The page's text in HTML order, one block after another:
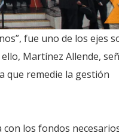
fue uno de los ejes
Martínez Allende,
que remedie la gestión
los fondos